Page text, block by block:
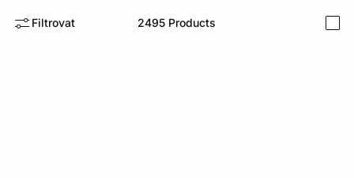
Filtrovat 2495 Products